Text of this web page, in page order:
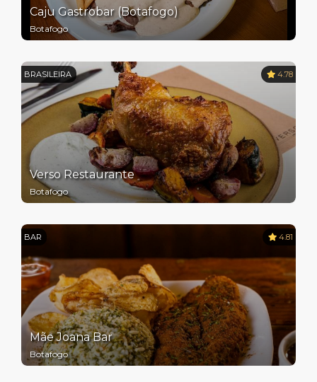
Caju Gastrobar (Botafogo)
Botafogo
BRASILEIRA 4.78
Verso Restaurante
Botafogo
BAR 4.81
Mãe Joana Bar
Botafogo